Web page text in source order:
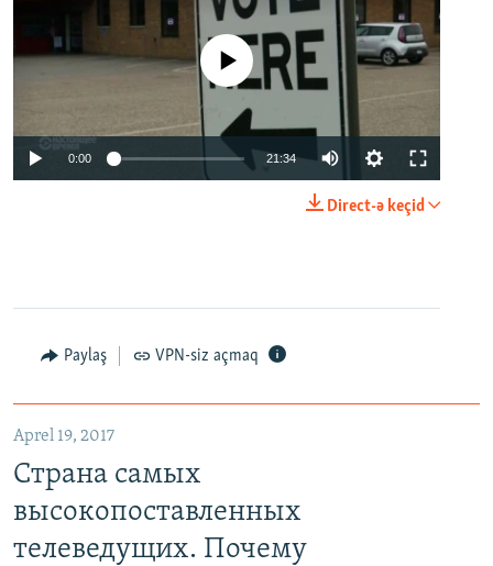
No media source currently available
0:00 21:34
Direct-ə keçid
Paylaş VPN-siz açmaq
Aprel 19, 2017
Страна самых
высокопоставленных
телеведущих. Почему